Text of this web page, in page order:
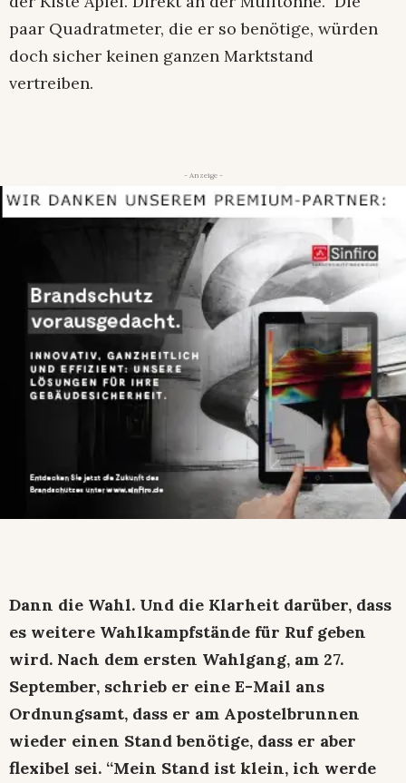
paar Quadratmeter, die er so benötige, würden
doch sicher keinen ganzen Marktstand
vertreiben.
- Anzeige -
Dann die Wahl. Und die Klarheit darüber, dass
es weitere Wahlkampfstände für Ruf geben
wird. Nach dem ersten Wahlgang, am 27.
September, schrieb er eine E-Mail ans
Ordnungsamt, dass er am Apostelbrunnen
wieder einen Stand benötige, dass er aber
flexibel sei. “Mein Stand ist klein, ich werde